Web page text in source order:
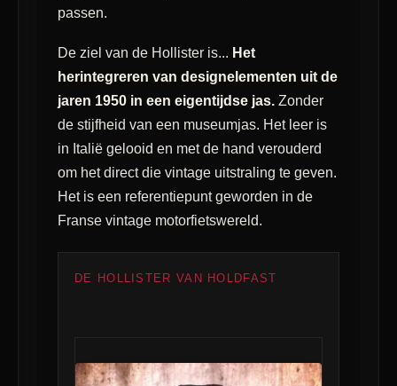
passen.
De ziel van de Hollister is... Het
herintegreren van designelementen uit de
jaren 1950 in een eigentijdse jas. Zonder
de stijfheid van een museumjas. Het leer is
in Italië gelooid en met de hand verouderd
om het direct die vintage uitstraling te geven.
Het is een referentiepunt geworden in de
Franse vintage motorfietswereld.
DE HOLLISTER VAN HOLDFAST